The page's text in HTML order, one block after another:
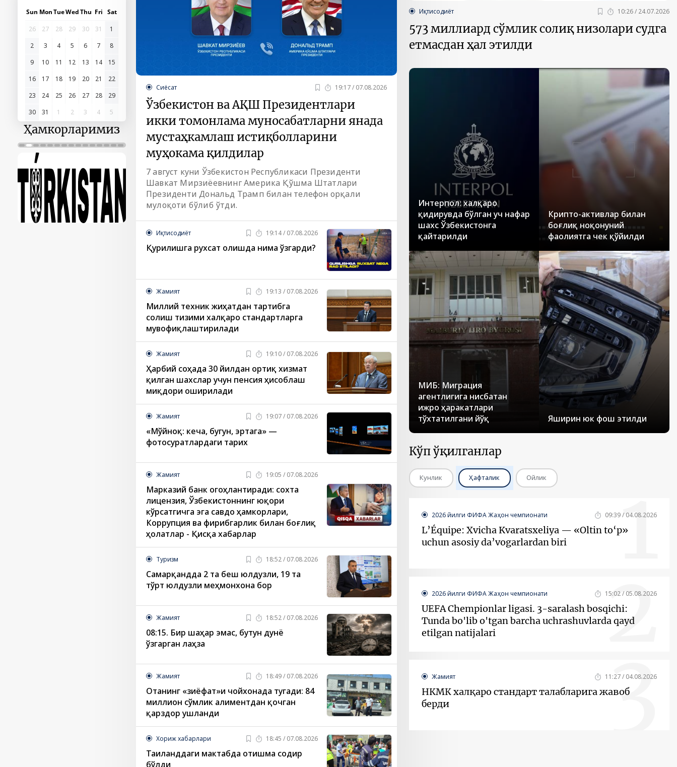
Sun MonTueWedThu Fri Sat
26
27 28 29 30 31
1
2
3 4 5 6 7
8
9
10 11 12 13 14
15
16
17 18 19 20 21
22
23
24 25 26 27 28
29
30
31 1 2 3 4 5
Ҳамкорларимиз
Сиёсат 19:17 / 07.08.2026
Ўзбекистон ва АҚШ Президентлари
икки томонлама муносабатларни янада
мустаҳкамлаш истиқболларини
муҳокама қилдилар
7 август куни Ўзбекистон Республикаси Президенти
Шавкат Мирзиёевнинг Америка Қўшма Штатлари
Президенти Дональд Трамп билан телефон орқали
мулоқоти бўлиб ўтди.
Иқтисодиёт 19:14 / 07.08.2026
Қурилишга рухсат олишда нима ўзгарди?
Жамият 19:13 / 07.08.2026
Миллий техник жиҳатдан тартибга
солиш тизими халқаро стандартларга
мувофиқлаштирилади
Жамият 19:10 / 07.08.2026
Ҳарбий соҳада 30 йилдан ортиқ хизмат
қилган шахслар учун пенсия ҳисоблаш
миқдори оширилади
Жамият 19:07 / 07.08.2026
«Мўйноқ: кеча, бугун, эртага» —
фотосуратлардаги тарих
Жамият 19:05 / 07.08.2026
Марказий банк огоҳлантиради: сохта
лицензия, Ўзбекистоннинг юқори
кўрсатгичга эга савдо ҳамкорлари,
Коррупция ва фирибгарлик билан боғлиқ
ҳолатлар - Қисқа хабарлар
Туризм 18:52 / 07.08.2026
Самарқандда 2 та беш юлдузли, 19 та
тўрт юлдузли меҳмонхона бор
Жамият 18:52 / 07.08.2026
08:15. Бир шаҳар эмас, бутун дунё
ўзгарган лаҳза
Жамият 18:49 / 07.08.2026
Отанинг «зиёфат»и чойхонада тугади: 84
миллион сўмлик алиментдан қочган
қарздор ушланди
Хориж хабарлари 18:45 / 07.08.2026
Таиланддаги мактабда отишма содир
бўлди
Иқтисодиёт 10:26 / 24.07.2026
573 миллиард сўмлик солиқ низолари судга
етмасдан ҳал этилди
Интерпол: халқаро
қидирувда бўлган уч нафар
шахс Ўзбекистонга
қайтарилди
Крипто-активлар билан
боғлиқ ноқонуний
фаолиятга чек қўйилди
МИБ: Миграция
агентлигига нисбатан
ижро ҳаракатлари
тўхтатилгани йўқ
Яширин юк фош этилди
Кўп ўқилганлар
Кунлик Ҳафталик Ойлик
2026 йилги ФИФА Жаҳон чемпионати 09:39 / 04.08.2026
L’Équipe: Xvicha Kvaratsxeliya — «Oltin to‘p»
uchun asosiy da’vogarlardan biri
1
2026 йилги ФИФА Жаҳон чемпионати 15:02 / 05.08.2026
UEFA Chempionlar ligasi. 3-saralash bosqichi:
Tunda bo'lib o'tgan barcha uchrashuvlarda qayd
etilgan natijalari
2
Жамият 11:27 / 04.08.2026
НКМК халқаро стандарт талабларига жавоб
берди
3